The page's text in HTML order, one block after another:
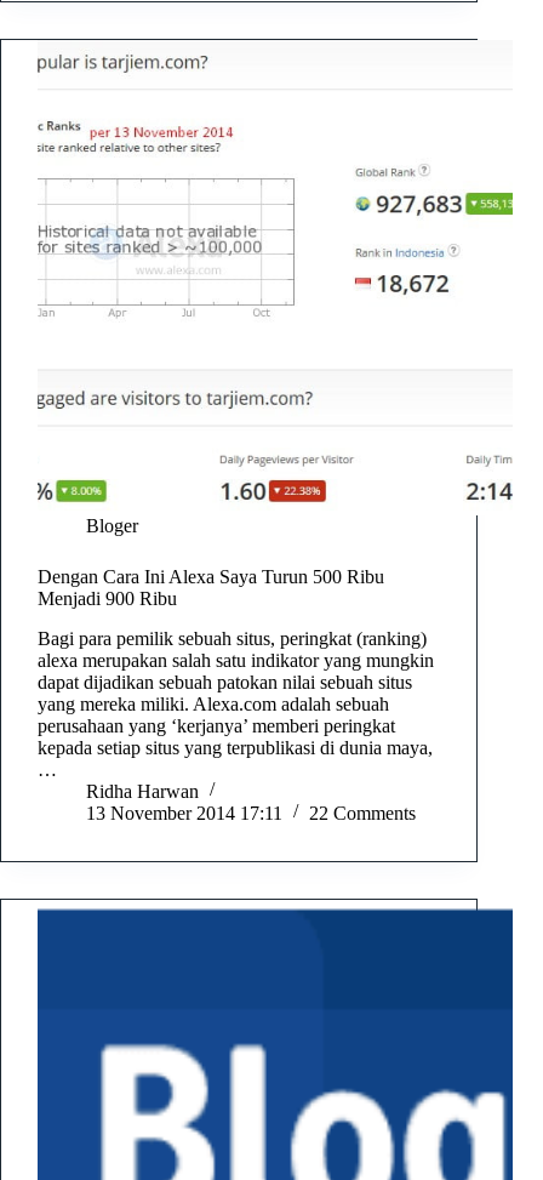
Bloger
Dengan Cara Ini Alexa Saya Turun 500 Ribu
Menjadi 900 Ribu
Bagi para pemilik sebuah situs, peringkat (ranking)
alexa merupakan salah satu indikator yang mungkin
dapat dijadikan sebuah patokan nilai sebuah situs
yang mereka miliki. Alexa.com adalah sebuah
perusahaan yang ‘kerjanya’ memberi peringkat
kepada setiap situs yang terpublikasi di dunia maya,
…
Ridha Harwan
13 November 2014 17:11
22 Comments